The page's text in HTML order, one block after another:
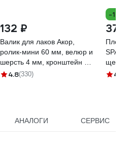
132 ₽
Валик для лаков Акор,
ролик-мини 60 мм, велюр и
шерсть 4 мм, кронштейн 6
мм, Мастер 501 30 060
4.8(330)
-12%
37 ₽
824305
4.3
АНАЛОГИ СЕРВИС